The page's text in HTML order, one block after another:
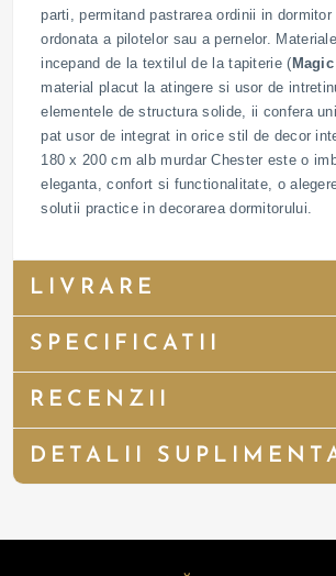
parti, permitand pastrarea ordinii in dormitor
ordonata a pilotelor sau a pernelor.
incepand de la textilul de la tapiterie (
material placut la atingere si usor de
elementele de structura solide, ii confera
pat usor de integrat in orice stil de decor
180 x 200 cm alb murdar Chester este o
eleganta, confort si functionalitate, o
solutii practice in decorarea dormitorului.
LIVRARE
SPECIFICATII
RECENZII
DETALII